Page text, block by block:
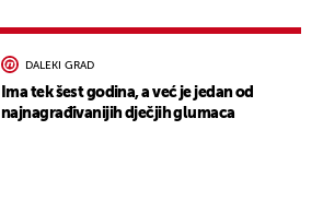
DALEKI GRAD
Ima tek šest godina, a već je jedan od
najnagrađivanijih dječjih glumaca